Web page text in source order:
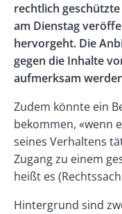
rechtlich
am Dienstag
hervorgeht. Die
gegen die Inhalte
aufmerksam
Zudem könnte ein
bekommen, «wenn
seines Verhaltens
Zugang zu einem
heißt es
Hintergrund sind